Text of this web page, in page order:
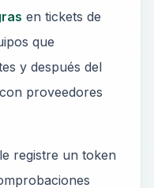
en tickets de
que
y después del
proveedores
registre un token